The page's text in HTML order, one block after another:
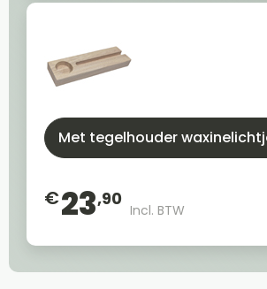
Met tegelhouder
€23,90
Incl. BTW